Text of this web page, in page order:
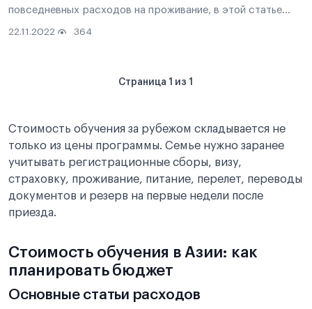
повседневных расходов на проживание, в этой статье
есть ответы, которые вам нужны.
22.11.2022 364
Страница 1 из 1
Стоимость обучения за рубежом складывается не
только из цены программы. Семье нужно заранее
учитывать регистрационные сборы, визу,
страховку, проживание, питание, перелет, переводы
документов и резерв на первые недели после
приезда.
Стоимость обучения в Азии: как
планировать бюджет
Основные статьи расходов